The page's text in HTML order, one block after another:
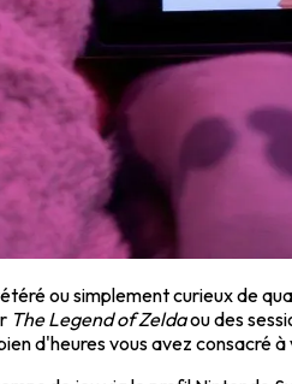
ou simplement curieux de
The Legend of Zeldaou des
d'heures vous avez consacré